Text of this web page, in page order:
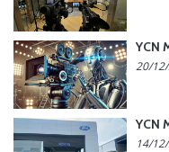
20/
14/